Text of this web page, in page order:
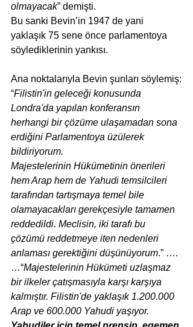
olmayacak” demişti.
Bu sanki Bevin’in 1947 de yani
yaklaşık 75 sene önce parlamentoya
söylediklerinin yankısı.
Ana noktalarıyla Bevin şunları söylemiş:
“Filistin'in geleceği konusunda
Londra'da yapılan konferansın
herhangi bir çözüme ulaşamadan sona
erdiğini Parlamentoya üzülerek
bildiriyorum.
Majestelerinin Hükümetinin önerileri
hem Arap hem de Yahudi temsilcileri
tarafından tartışmaya temel bile
olamayacakları gerekçesiyle tamamen
reddedildi. Meclisin, iki tarafı bu
çözümü reddetmeye iten nedenleri
anlaması gerektiğini düşünüyorum.” ….
…“Majestelerinin Hükümeti uzlaşmaz
bir ilkeler çatışmasıyla karşı karşıya
kalmıştır. Filistin'de yaklaşık 1.200.000
Arap ve 600.000 Yahudi yaşıyor.